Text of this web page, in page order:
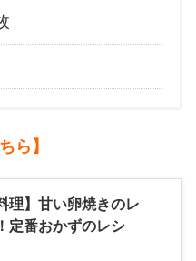
ら】
理】甘い卵焼きのレ
定番おかずのレシ